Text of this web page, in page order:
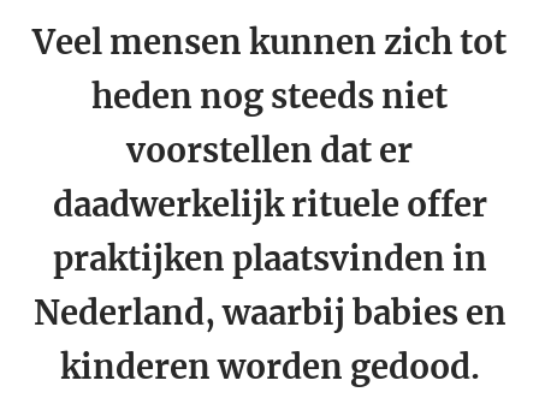
Veel mensen kunnen zich tot
heden nog steeds niet
voorstellen dat er
daadwerkelijk rituele offer
praktijken plaatsvinden in
Nederland, waarbij babies en
kinderen worden gedood.